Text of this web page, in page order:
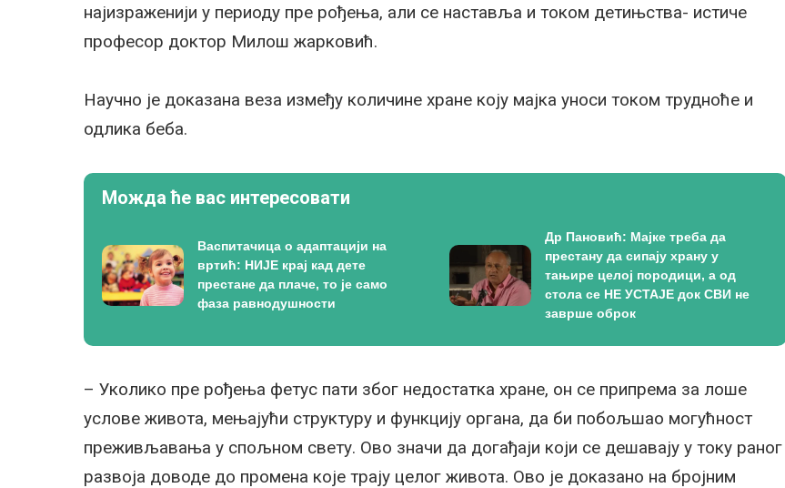
најизраженији у периоду пре рођења, али се наставља и током детињства- истиче
професор доктор Милош жарковић.
Научно је доказана веза између количине хране коју мајка уноси током трудноће и
одлика беба.
Можда ће вас интересовати
Васпитачица о адаптацији на
вртић: НИЈЕ крај кад дете
престане да плаче, то је само
фаза равнодушности
Др Пановић: Мајке треба да
престану да сипају храну у
тањире целој породици, а од
стола се НЕ УСТАЈЕ док СВИ не
заврше оброк
– Уколико пре рођења фетус пати због недостатка хране, он се припрема за лоше
услове живота, мењајући структуру и функцију органа, да би побољшао могућност
преживљавања у спољном свету. Ово значи да догађаји који се дешавају у току раног
развоја доводе до промена које трају целог живота. Ово је доказано на бројним